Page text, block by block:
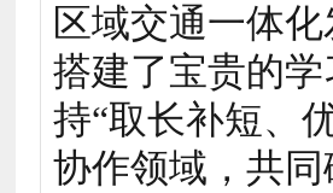
区域交通一体
搭建了宝贵的
持“取长补短、
协作领域，共